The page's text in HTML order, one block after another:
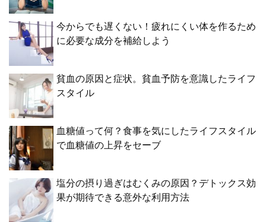
今からでも遅くない！疲れにくい体を作るため
に必要な成分を補給しよう
貧血の原因と症状。貧血予防を意識したライフ
スタイル
血糖値って何？食事を気にしたライフスタイル
で血糖値の上昇をセーブ
塩分の摂り過ぎはむくみの原因？デトックス効
果が期待できる意外な利用方法